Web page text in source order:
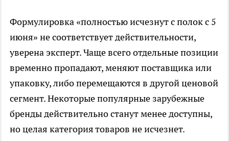
Формулировка «полностью исчезнут с полок с 5
июня» не соответствует действительности,
уверена эксперт. Чаще всего отдельные позиции
временно пропадают, меняют поставщика или
упаковку, либо перемещаются в другой ценовой
сегмент. Некоторые популярные зарубежные
бренды действительно станут менее доступны,
но целая категория товаров не исчезнет.